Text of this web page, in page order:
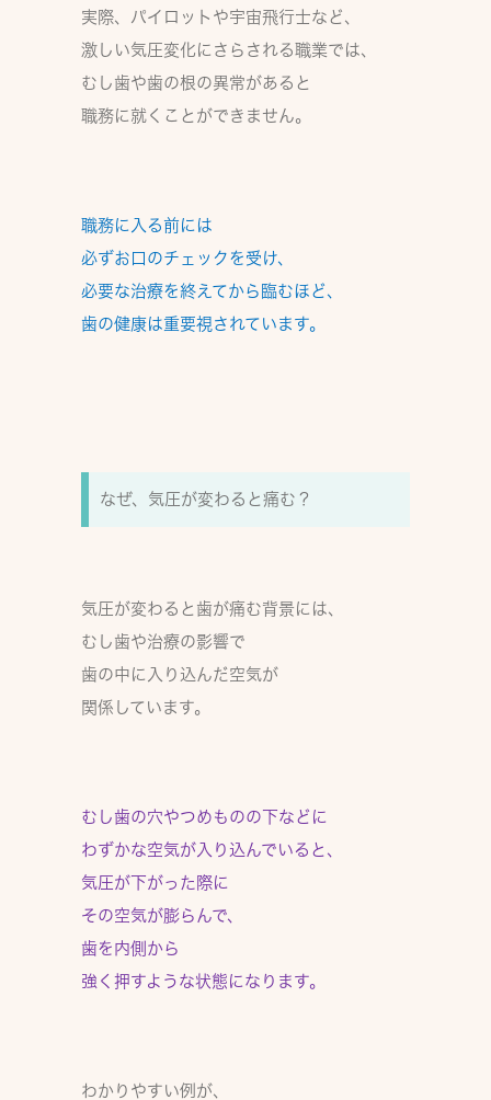
実際、パイロットや宇宙飛行士など、
激しい気圧変化にさらされる職業では、
むし歯や歯の根の異常があると
職務に就くことができません。
職務に入る前には
必ずお口のチェックを受け、
必要な治療を終えてから臨むほど、
歯の健康は重要視 されています。
なぜ、気圧が変わると痛む？
気圧が変わると歯が痛む背景には、
むし歯や治療の影響で
歯の中に入り込んだ空気が
関係しています。
むし歯の穴やつめものの下などに
わずかな空気が入り込んでいると、
気圧が下がった際に
その空気が膨らんで、
歯を内側から
強く押すような状態 になります。
わかりやすい例が、